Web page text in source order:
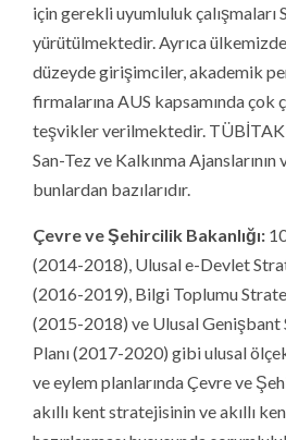
için gerekli uyumluluk çalışmaları
yürütülmektedir. Ayrıca
düzeyde girişimciler, akademik
firmalarına AUS kapsamında çok
teşvikler verilmektedir. TÜBİTAK
San-Tez ve Kalkınma
bunlardan bazılarıdır.
Çevre ve Şehircilik Bakanlığı:
(2014-2018), Ulusal e-Devlet
(2016-2019), Bilgi Toplumu
(2015-2018) ve Ulusal Genişbant
Planı (2017-2020) gibi ulusal
ve eylem planlarında Çevre ve
akıllı kent stratejisinin ve akıllı